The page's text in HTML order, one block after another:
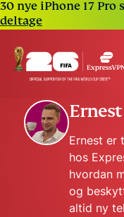
30 nye iPhone 17 Pro
deltage
Ernest er
hos
hvordan
og
altid ny